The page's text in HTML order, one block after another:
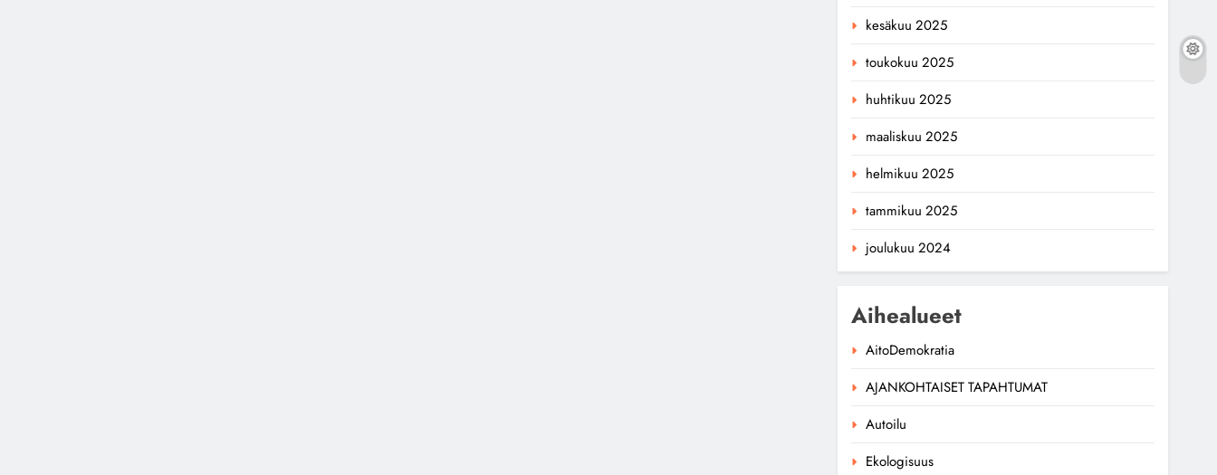
kesäkuu 2025
toukokuu 2025
huhtikuu 2025
maaliskuu 2025
helmikuu 2025
tammikuu 2025
joulukuu 2024
Aihealueet
AitoDemokratia
AJANKOHTAISET TAPAHTUMAT
Autoilu
Ekologisuus